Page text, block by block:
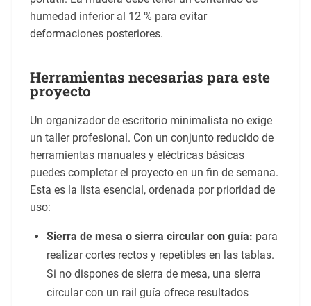
humedad inferior al 12 % para evitar
deformaciones posteriores.
Herramientas necesarias para este
proyecto
Un organizador de escritorio minimalista no exige
un taller profesional. Con un conjunto reducido de
herramientas manuales y eléctricas básicas
puedes completar el proyecto en un fin de semana.
Esta es la lista esencial, ordenada por prioridad de
uso:
Sierra de mesa o sierra circular con guía: para
realizar cortes rectos y repetibles en las tablas.
Si no dispones de sierra de mesa, una sierra
circular con un rail guía ofrece resultados